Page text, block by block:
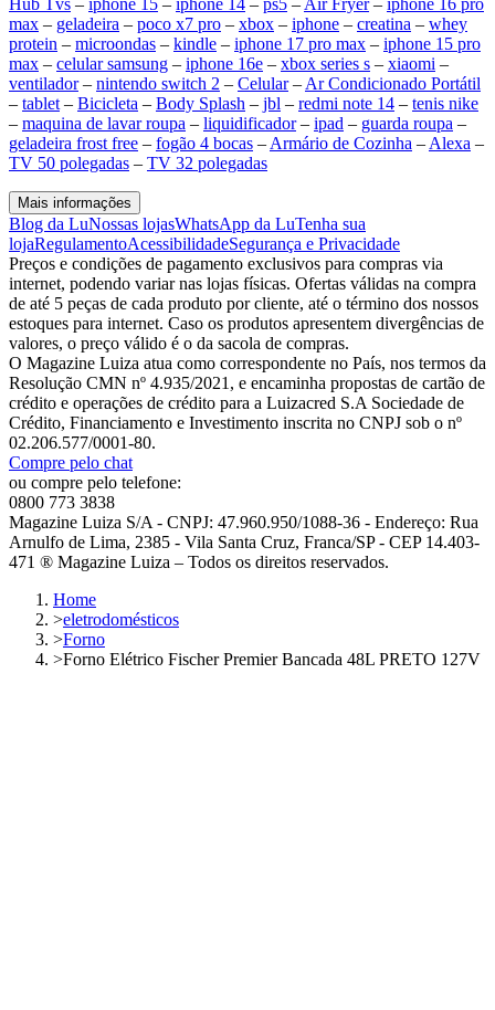
max – geladeira – poco x7 pro – xbox – iphone – creatina – whey
protein – microondas – kindle – iphone 17 pro max – iphone 15 pro
max – celular samsung – iphone 16e – xbox series s – xiaomi –
ventilador– nintendo switch 2 – Celular– Ar Condicionado Portátil
– tablet – Bicicleta – Body Splash – jbl – redmi note 14 – tenis nike
– maquina de lavar roupa – liquidificador– ipad – guarda roupa –
geladeira frost free – fogão 4 bocas – Armário de Cozinha – Alexa –
TV 50 polegadas – TV 32 polegadas
Mais informações
Blog da LuNossas lojasWhatsApp da LuTenha sua
lojaRegulamentoAcessibilidadeSegurança e Privacidade
Preços e condições de pagamento exclusivos para compras via
internet, podendo variar nas lojas físicas. Ofertas válidas na compra
de até 5 peças de cada produto por cliente, até o término dos nossos
estoques para internet. Caso os produtos apresentem divergências de
valores, o preço válido é o da sacola de compras.
O Magazine Luiza atua como correspondente no País, nos termos da
Resolução CMN nº 4.935/2021, e encaminha propostas de cartão de
crédito e operações de crédito para a Luizacred S.A Sociedade de
Crédito, Financiamento e Investimento inscrita no CNPJ sob o nº
02.206.577/0001-80.
Compre pelo chat
ou compre pelo telefone:
0800 773 3838
Magazine Luiza S/A - CNPJ: 47.960.950/1088-36 - Endereço: Rua
Arnulfo de Lima, 2385 - Vila Santa Cruz, Franca/SP - CEP 14.403-
471 ® Magazine Luiza – Todos os direitos reservados.
Home
>eletrodomésticos
>Forno
>Forno Elétrico Fischer Premier Bancada 48L PRETO 127V